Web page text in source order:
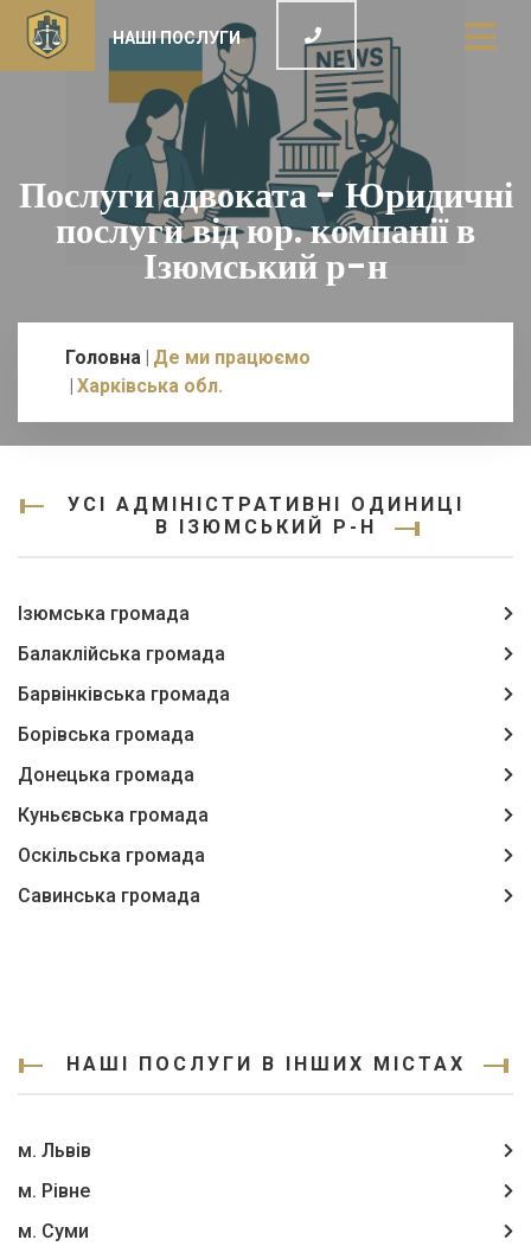
НАШІ ПОСЛУГИ
Послуги адвоката - Юридичні
послуги від юр. компанії в
Ізюмський р-н
Головна Де ми працюємо
Харківська обл.
УСІ АДМІНІСТРАТИВНІ ОДИНИЦІ
В ІЗЮМСЬКИЙ Р-Н
Ізюмська громада
Балаклійська громада
Барвінківська громада
Борівська громада
Донецька громада
Куньєвська громада
Оскільська громада
Савинська громада
НАШІ ПОСЛУГИ В ІНШИХ МІСТАХ
м. Львів
м. Рівне
м. Суми